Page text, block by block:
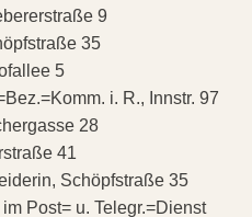
9
35
5
i. R., Innstr. 97
28
41
Schöpfstraße 35
Post= u. Telegr.=Dienst